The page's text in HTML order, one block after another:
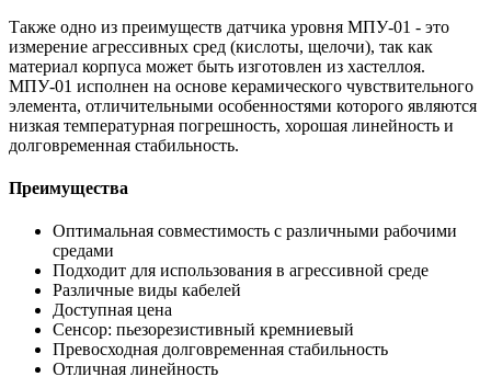
Также одно из преимуществ датчика уровня МПУ-01 - это
измерение агрессивных сред (кислоты, щелочи), так как
материал корпуса может быть изготовлен из хастеллоя.
МПУ-01 исполнен на основе керамического чувствительного
элемента, отличительными особенностями которого являются
низкая температурная погрешность, хорошая линейность и
долговременная стабильность.
Преимущества
Оптимальная совместимость с различными рабочими
средами
Подходит для использования в агрессивной среде
Различные виды кабелей
Доступная цена
Сенсор: пьезорезистивный кремниевый
Превосходная долговременная стабильность
Отличная линейность